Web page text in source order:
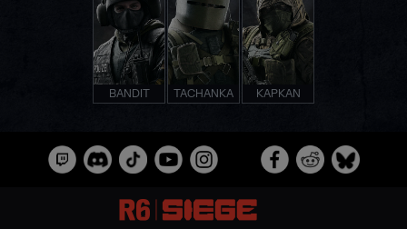
BANDIT TACHANKA KAPKAN